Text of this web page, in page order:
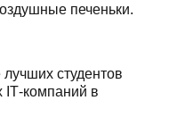
печеньки.
студентов
компаний в